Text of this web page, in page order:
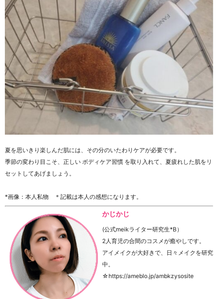
夏を思いきり楽しんだ肌には、その分のいたわりケアが必要です。
季節の変わり目こそ、正しい ボディケア習慣 を取り入れて、夏疲れした肌をリ
セットしてあげましょう。
*画像：本人私物 ＊記載は本人の感想になります。
かじかじ
(公式meikライター研究生*B）
2人育児の合間のコスメが癒やしです。
アイメイクが大好きで、日々メイクを研究
中。
☆https://ameblo.jp/ambkzysosite